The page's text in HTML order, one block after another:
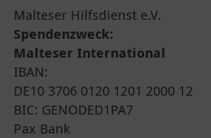
Malteser Hilfsdienst e.V.
Spendenzweck:
Malteser International
IBAN:
DE10 3706 0120 1201 2000 12
BIC: GENODED1PA7
Pax Bank